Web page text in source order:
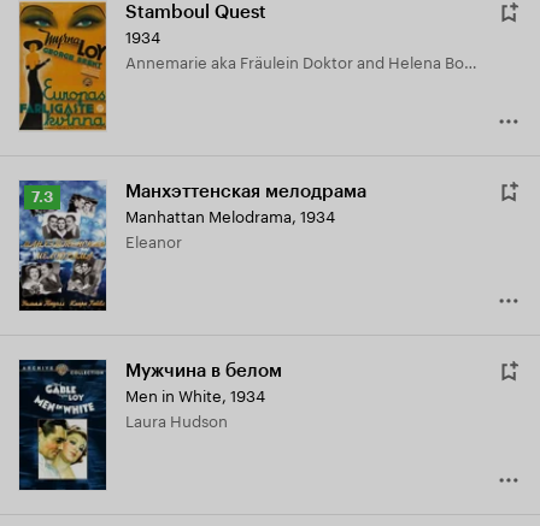
Stamboul Quest
1934
Annemarie aka Fräulein Doktor and Helena Bohlen
Рейтинг
Кинопоиска
7.3
7.3 Манхэттенская мелодрама
Manhattan Melodrama, 1934
Eleanor
Мужчина в белом
Men in White, 1934
Laura Hudson